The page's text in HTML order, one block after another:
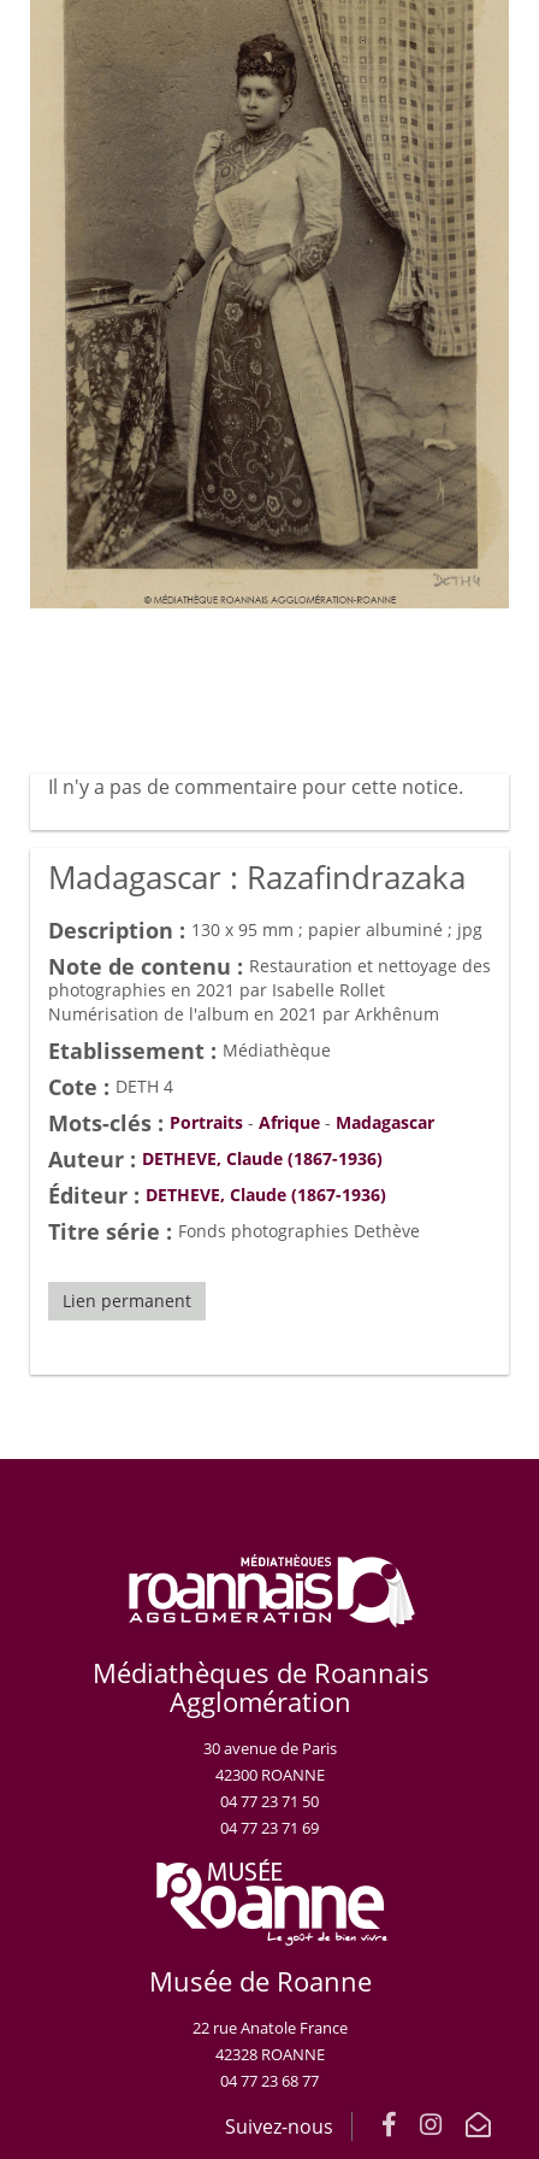
Il n'y a pas de commentaire pour cette notice.
Madagascar : Razafindrazaka
Description : 130 x 95 mm ; papier albuminé ; jpg
Note de contenu : Restauration et nettoyage des
photographies en 2021 par Isabelle Rollet
Numérisation de l'album en 2021 par Arkhênum
Etablissement : Médiathèque
Cote : DETH 4
Mots-clés : Portraits - Afrique - Madagascar
Auteur : DETHEVE, Claude (1867-1936)
Éditeur : DETHEVE, Claude (1867-1936)
Titre série : Fonds photographies Dethève
Lien permanent
Médiathèques de Roannais
Agglomération
30 avenue de Paris
42300 ROANNE
04 77 23 71 50
04 77 23 71 69
Musée de Roanne
22 rue Anatole France
42328 ROANNE
04 77 23 68 77
Suivez-nous